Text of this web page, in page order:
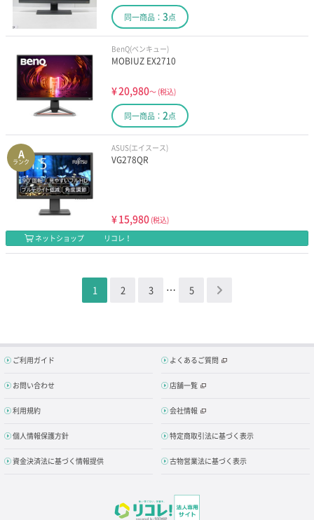
同一商品： 3点
BenQ(ベンキュー)
MOBIUZ EX2710
¥20,980～ (税込)
同一商品： 2点
A
ランク
ASUS(エイスース)
VG278QR
¥15,980 (税込)
ネットショップ
リコレ！
1 2 3 … 5 ＞
ご利用ガイド よくあるご質問
お問い合わせ 店舗一覧
利用規約 会社情報
個人情報保護方針 特定商取引法に基づく表示
資金決済法に基づく情報提供 古物営業法に基づく表示